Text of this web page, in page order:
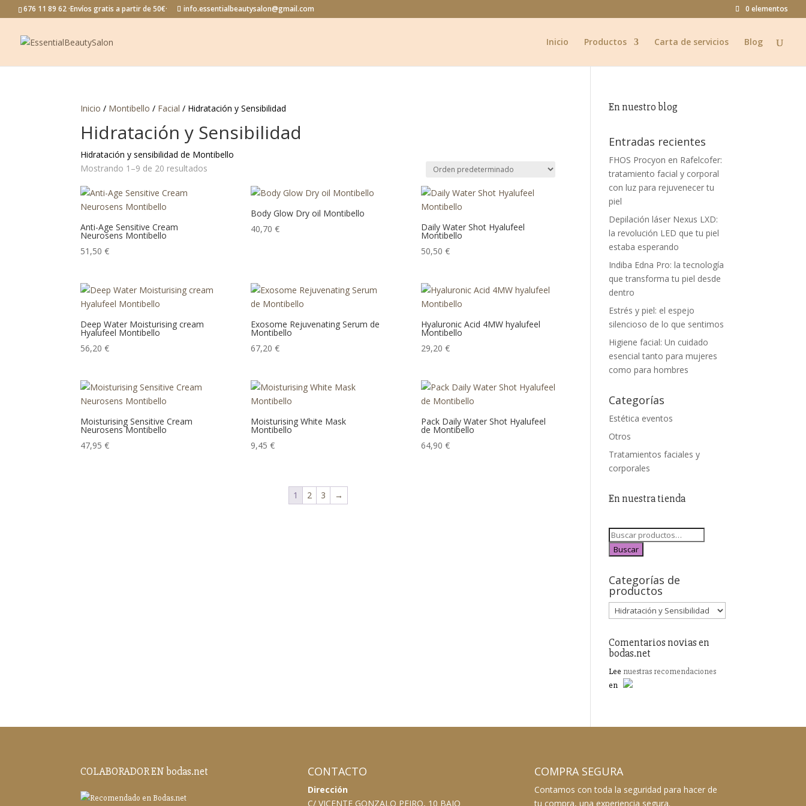
676 11 89 62 ·Envíos gratis a partir de 50€· info.essentialbeautysalon@gmail.com 0 elementos
Inicio Productos Carta de servicios Blog
Inicio / Montibello / Facial / Hidratación y Sensibilidad
Hidratación y Sensibilidad
Hidratación y sensibilidad de Montibello
Mostrando 1–9 de 20 resultados
Anti-Age Sensitive Cream
Neurosens Montibello
51,50€
Body Glow Dry oil Montibello
40,70 € Daily Water Shot Hyalufeel
Montibello
50,50 €
Deep Water Moisturising cream
Hyalufeel Montibello
56,20€
Exosome Rejuvenating Serum de
Montibello
67,20 €
Hyaluronic Acid 4MW hyalufeel
Montibello
29,20 €
Moisturising Sensitive Cream
Neurosens Montibello
47,95€
Moisturising White Mask
Montibello
9,45 €
Pack Daily Water Shot Hyalufeel
de Montibello
64,90 €
1 2 3 →
En nuestro blog
Entradas recientes
FHOS Procyon en Rafelcofer:
tratamiento facial y corporal
con luz para rejuvenecer tu
piel
Depilación láser Nexus LXD:
la revolución LED que tu piel
estaba esperando
Indiba Edna Pro: la tecnología
que transforma tu piel desde
dentro
Estrés y piel: el espejo
silencioso de lo que sentimos
Higiene facial: Un cuidado
esencial tanto para mujeres
como para hombres
Categorías
Estética eventos
Otros
Tratamientos faciales y
corporales
En nuestra tienda
Buscar
Categorías de
productos
Comentarios novias en
bodas.net
Lee nuestras recomendaciones
en
COLABORADOR EN bodas.net CONTACTO
Dirección
C/ VICENTE GONZALO PEIRO, 10 BAJO
COMPRA SEGURA
Contamos con toda la seguridad para hacer de
tu compra, una experiencia segura.